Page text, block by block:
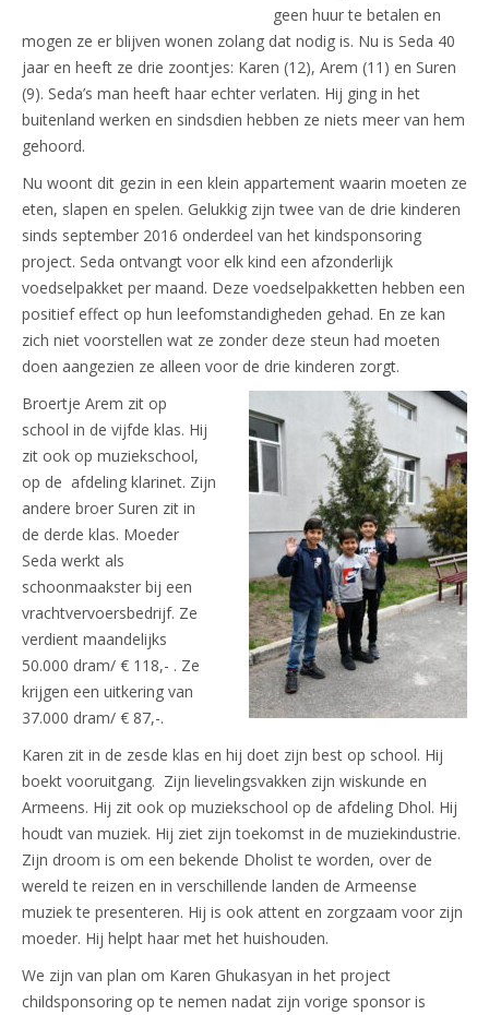
geen huur te betalen en
mogen ze er blijven wonen zolang dat nodig is. Nu is Seda 40
jaar en heeft ze drie zoontjes: Karen (12), Arem (11) en Suren
(9). Seda’s man heeft haar echter verlaten. Hij ging in het
buitenland werken en sindsdien hebben ze niets meer van hem
gehoord.
Nu woont dit gezin in een klein appartement waarin moeten ze
eten, slapen en spelen. Gelukkig zijn twee van de drie kinderen
sinds september 2016 onderdeel van het kindsponsoring
project. Seda ontvangt voor elk kind een afzonderlijk
voedselpakket per maand. Deze voedselpakketten hebben een
positief effect op hun leefomstandigheden gehad. En ze kan
zich niet voorstellen wat ze zonder deze steun had moeten
doen aangezien ze alleen voor de drie kinderen zorgt.
Broertje Arem zit op
school in de vijfde klas. Hij
zit ook op muziekschool,
op de afdeling klarinet. Zijn
andere broer Suren zit in
de derde klas. Moeder
Seda werkt als
schoonmaakster bij een
vrachtvervoersbedrijf. Ze
verdient maandelijks
50.000 dram/ € 118,- . Ze
krijgen een uitkering van
37.000 dram/ € 87,-.
Karen zit in de zesde klas en hij doet zijn best op school. Hij
boekt vooruitgang. Zijn lievelingsvakken zijn wiskunde en
Armeens. Hij zit ook op muziekschool op de afdeling Dhol. Hij
houdt van muziek. Hij ziet zijn toekomst in de muziekindustrie.
Zijn droom is om een bekende Dholist te worden, over de
wereld te reizen en in verschillende landen de Armeense
muziek te presenteren. Hij is ook attent en zorgzaam voor zijn
moeder. Hij helpt haar met het huishouden.
We zijn van plan om Karen Ghukasyan in het project
childsponsoring op te nemen nadat zijn vorige sponsor is